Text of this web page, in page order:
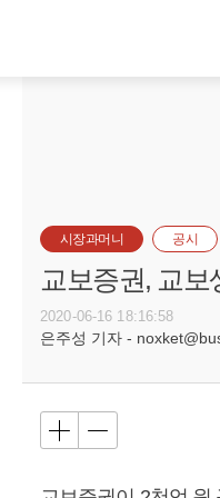
시장과머니 공시
교보증권, 교
2020-06-16 18:16:58
은주성 기자 -